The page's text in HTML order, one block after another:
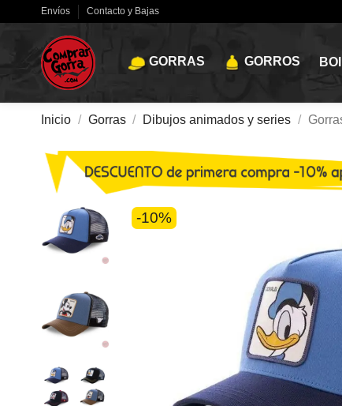
Envíos Contacto y Bajas
GORRAS GORROS
Inicio Gorras Dibujos animados y series
-10%